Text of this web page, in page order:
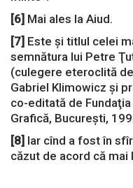
[6] Mai ales la Aiud.
[7] Este şi titlul celei
semnătura lui Petre
(culegere eteroclită
Gabriel Klimowicz şi
co-editată de
Grafică, Bucureşti,
[8] Iar cînd a fost în
căzut de acord că